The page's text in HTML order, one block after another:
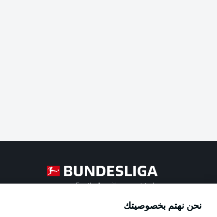
Football as it's meant to be
Official Partners
نحن نهتم بخصوصيتك